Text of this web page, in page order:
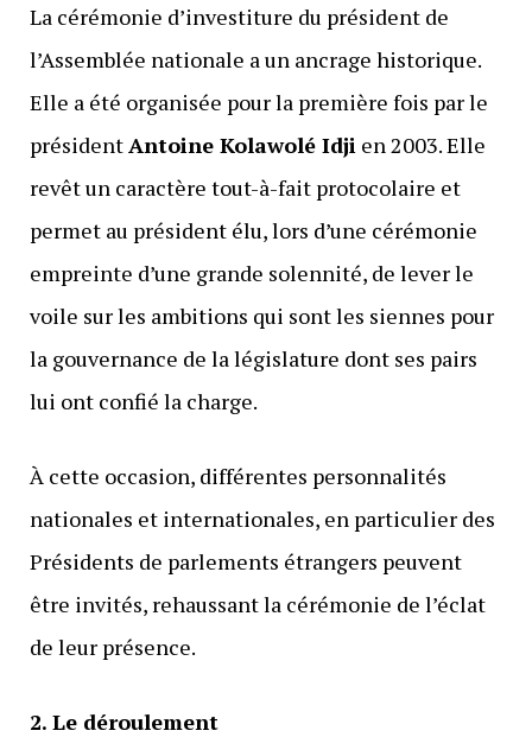
La cérémonie d’investiture du président de
l’Assemblée nationale a un ancrage historique.
Elle a été organisée pour la première fois par le
président Antoine Kolawolé Idji en 2003. Elle
revêt un caractère tout-à-fait protocolaire et
permet au président élu, lors d’une cérémonie
empreinte d’une grande solennité, de lever le
voile sur les ambitions qui sont les siennes pour
la gouvernance de la législature dont ses pairs
lui ont confié la charge.
À cette occasion, différentes personnalités
nationales et internationales, en particulier des
Présidents de parlements étrangers peuvent
être invités, rehaussant la cérémonie de l’éclat
de leur présence.
2. Le déroulement